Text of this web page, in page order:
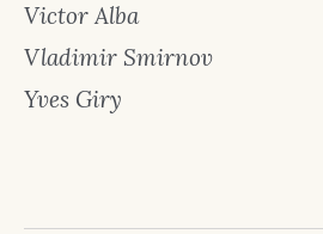
Victor Alba
Vladimir Smirnov
Yves Giry